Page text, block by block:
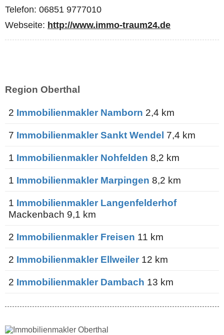
Telefon: 06851 9777010
Webseite: http://www.immo-traum24.de
Region Oberthal
2 Immobilienmakler Namborn 2,4 km
7 Immobilienmakler Sankt Wendel 7,4 km
1 Immobilienmakler Nohfelden 8,2 km
1 Immobilienmakler Marpingen 8,2 km
1 Immobilienmakler Langenfelderhof
Mackenbach 9,1 km
2 Immobilienmakler Freisen 11 km
2 Immobilienmakler Ellweiler 12 km
2 Immobilienmakler Dambach 13 km